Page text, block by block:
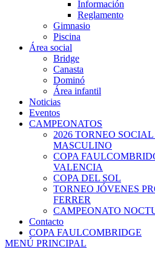
Información
Reglamento
Gimnasio
Piscina
Área social
Bridge
Canasta
Dominó
Área infantil
Noticias
Eventos
CAMPEONATOS
2026 TORNEO
MASCULINO
COPA
VALENCIA
COPA DEL SOL
TORNEO JÓVENES
FERRER
CAMPEONATO
Contacto
COPA FAULCOMBRIDGE
MENÚ PRINCIPAL